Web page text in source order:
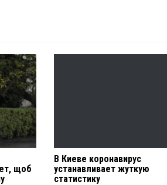
щоб
В Киеве коронавирус
устанавливает жуткую
статистику